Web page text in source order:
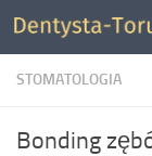
Skip to content
STOMATOLOGIA
Bonding